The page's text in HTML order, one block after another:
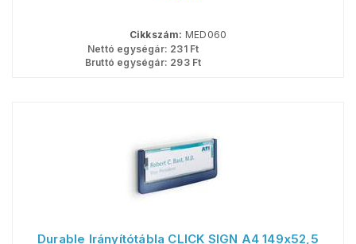
Cikkszám: MED060
Nettó egységár: 231Ft
Bruttó egységár: 293Ft
Durable Irányítótábla CLICK SIGN A4 149x52,5